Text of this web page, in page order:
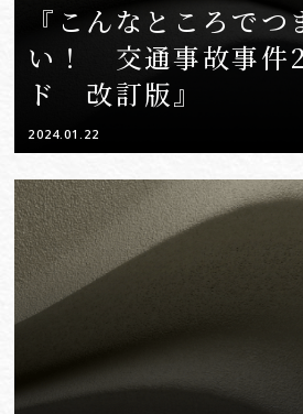
『こんなところでつ
い！ 交通事故事件
ド 改訂版』
2024.01.22